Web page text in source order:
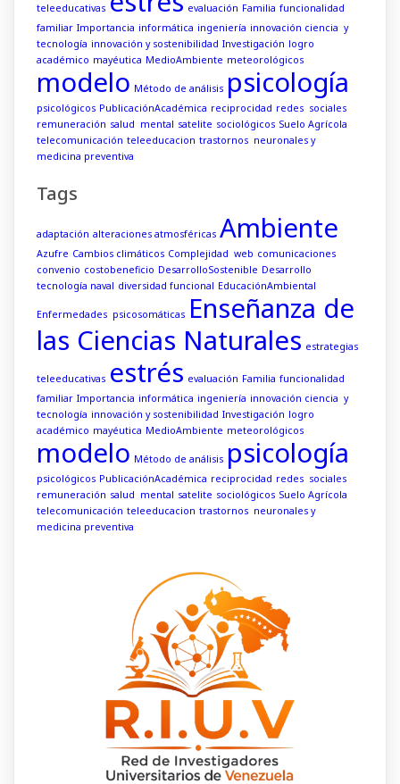
teleeducativas evaluación Familia funcionalidad
familiar Importancia informática ingeniería innovación ciencia y
tecnología innovación y sostenibilidad Investigación logro
académico mayéutica MedioAmbiente meteorológicos
modelo Método de análisis psicología
psicológicos PublicaciónAcadémica reciprocidad redes sociales
remuneración salud mental satelite sociológicos Suelo Agrícola
telecomunicación teleeducacion trastornos neuronales y
medicina preventiva
Tags
adaptación alteraciones atmosféricas Ambiente
Azufre Cambios climáticos Complejidad web comunicaciones
convenio costobeneficio DesarrolloSostenible Desarrollo
tecnología naval diversidad funcional EducaciónAmbiental
Enfermedades psicosomáticas Enseñanza de
las Ciencias Naturales estrategias
teleeducativas estrés evaluación Familia funcionalidad
familiar Importancia informática ingeniería innovación ciencia y
tecnología innovación y sostenibilidad Investigación logro
académico mayéutica MedioAmbiente meteorológicos
modelo Método de análisis psicología
psicológicos PublicaciónAcadémica reciprocidad redes sociales
remuneración salud mental satelite sociológicos Suelo Agrícola
telecomunicación teleeducacion trastornos neuronales y
medicina preventiva